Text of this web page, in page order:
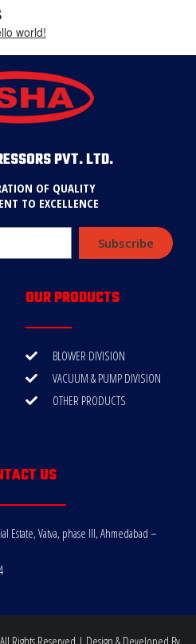
world!
PVT. LTD.
OF QUALITY
TO EXCELLENCE
Subscribe
OUR PRODUCTS
BLOWER DIVISION
VACUUM & PUMP DIVISION
OTHER PRODUCTS
US
Estate, Vatva, phase III, Ahmedabad –